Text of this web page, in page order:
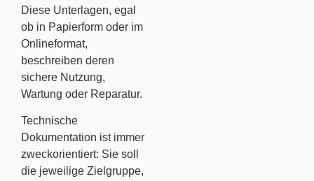
Diese Unterlagen, egal
ob in Papierform oder im
Onlineformat,
beschreiben deren
sichere Nutzung,
Wartung oder Reparatur.
Technische
Dokumentation ist immer
zweckorientiert: Sie soll
die jeweilige Zielgruppe,